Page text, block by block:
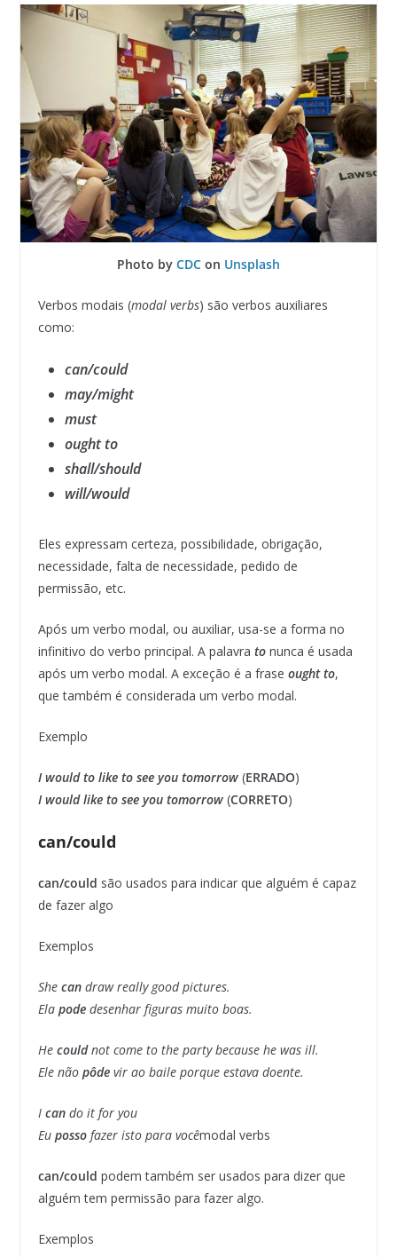
Photo by CDCon Unsplash
Verbos modais (modal verbs) são verbos auxiliares
como:
can/could
may/might
must
ought to
shall/should
will/would
Eles expressam certeza, possibilidade, obrigação,
necessidade, falta de necessidade, pedido de
permissão, etc.
Após um verbo modal, ou auxiliar, usa-se a forma no
infinitivo do verbo principal. A palavra tonunca é usada
após um verbo modal. A exceção é a frase ought to,
que também é considerada um verbo modal.
Exemplo
I would to like to see you tomorrow(ERRADO)
I would like to see you tomorrow(CORRETO)
can/could
can/could são usados para indicar que alguém é capaz
de fazer algo
Exemplos
She candraw really good pictures.
Ela podedesenhar figuras muito boas.
He couldnot come to the party because he was ill.
Ele não pôdevir ao baile porque estava doente.
I cando it for you
Eu possofazer isto para vocêmodal verbs
can/could podem também ser usados para dizer que
alguém tem permissão para fazer algo.
Exemplos